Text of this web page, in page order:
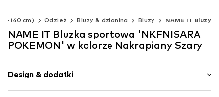
140 cm) Odzież Bluzy & dzianina Bluzy NAME IT Bluzy
NAME IT Bluzka sportowa 'NKFNISARA
POKEMON' w kolorze Nakrapiany Szary
Design & dodatki